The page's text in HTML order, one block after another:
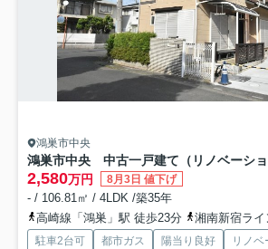
鴻巣市中央
鴻巣市中央 中古一戸建て（リノベーショ
2,580万円 8月3日 値下げ
- / 106.81㎡ / 4LDK /築35年
高崎線「鴻巣」駅 徒歩23分
湘南新宿ライン
駐車2台可 都市ガス 陽当り良好
リノ